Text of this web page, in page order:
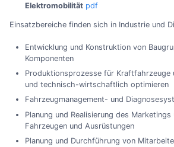
Elektromobilität pdf
Einsatzbereiche finden sich in Industrie und
Entwicklung und Konstruktion von
Komponenten
Produktionsprozesse für Kraftfahrzeuge
und technisch-wirtschaftlich optimieren
Fahrzeugmanagement- und
Planung und Realisierung des
Fahrzeugen und Ausrüstungen
Planung und Durchführung von